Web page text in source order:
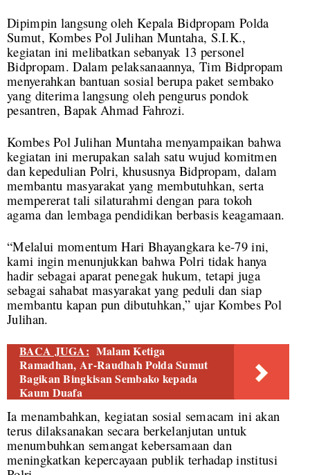
Dipimpin langsung oleh Kepala Bidpropam Polda
Sumut, Kombes Pol Julihan Muntaha, S.I.K.,
kegiatan ini melibatkan sebanyak 13 personel
Bidpropam. Dalam pelaksanaannya, Tim Bidpropam
menyerahkan bantuan sosial berupa paket sembako
yang diterima langsung oleh pengurus pondok
pesantren, Bapak Ahmad Fahrozi.
Kombes Pol Julihan Muntaha menyampaikan bahwa
kegiatan ini merupakan salah satu wujud komitmen
dan kepedulian Polri, khususnya Bidpropam, dalam
membantu masyarakat yang membutuhkan, serta
mempererat tali silaturahmi dengan para tokoh
agama dan lembaga pendidikan berbasis keagamaan.
“Melalui momentum Hari Bhayangkara ke-79 ini,
kami ingin menunjukkan bahwa Polri tidak hanya
hadir sebagai aparat penegak hukum, tetapi juga
sebagai sahabat masyarakat yang peduli dan siap
membantu kapan pun dibutuhkan,” ujar Kombes Pol
Julihan.
BACA JUGA: Malam Ketiga
Ramadhan, Ar-Raudhah Polda Sumut
Bagikan Bingkisan Sembako kepada
Kaum Duafa
Ia menambahkan, kegiatan sosial semacam ini akan
terus dilaksanakan secara berkelanjutan untuk
menumbuhkan semangat kebersamaan dan
meningkatkan kepercayaan publik terhadap institusi